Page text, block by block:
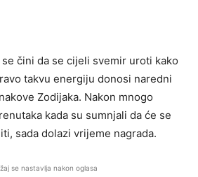
čini da se cijeli svemir uroti kako
takvu energiju donosi naredni
Zodijaka. Nakon mnogo
kada su sumnjali da će se
sada dolazi vrijeme nagrada.
se nastavlja nakon oglasa